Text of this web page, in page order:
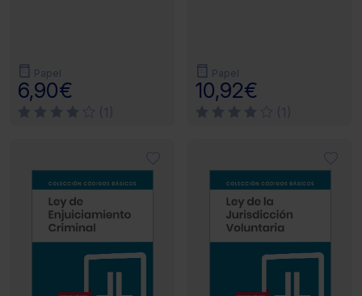
Papel
6,90€
Papel
10,92€